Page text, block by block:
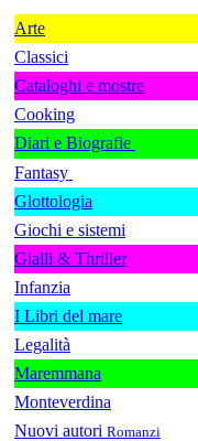
Arte
Classici
Cataloghi e mostre
Cooking
Diari e Biografie
Fantasy
Glottologia
Giochi e sistemi
Gialli & Thriller
Infanzia
I Libri del mare
Legalità
Maremmana
Monteverdina
Nuovi autori Romanzi